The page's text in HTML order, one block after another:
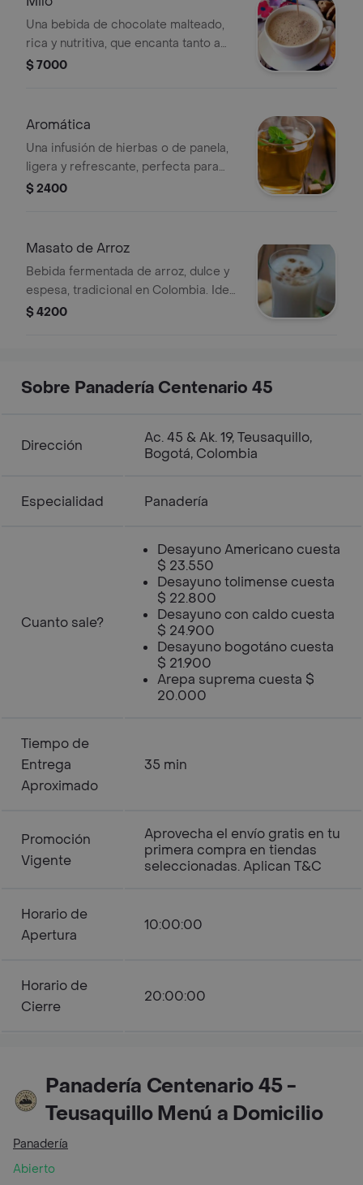
Una bebida de chocolate malteado,
rica y nutritiva, que encanta tanto a
niños como a adultos.
$ 7000
Aromática
Una infusión de hierbas o de panela,
ligera y refrescante, perfecta para
disfrutar en cualquier momento del
$ 2400
Masato de Arroz
Bebida fermentada de arroz, dulce y
espesa, tradicional en Colombia. Ideal
para disfrutar en cualquier momento.
$ 4200
Sobre Panadería Centenario 45
Dirección
Ac. 45 & Ak. 19, Teusaquillo,
Bogotá, Colombia
Especialidad Panadería
Cuanto sale?
Desayuno Americano cuesta
$ 23.550
Desayuno tolimense cuesta
$ 22.800
Desayuno con caldo cuesta
$ 24.900
Desayuno bogotáno cuesta
$ 21.900
Arepa suprema cuesta $
20.000
Tiempo de
Entrega
Aproximado
35 min
Promoción
Vigente
Aprovecha el envío gratis en tu
primera compra en tiendas
seleccionadas. Aplican T&C
Horario de
Apertura
10:00:00
Horario de
Cierre
20:00:00
Panadería Centenario 45 -
Teusaquillo Menú a Domicilio
Panadería
Abierto